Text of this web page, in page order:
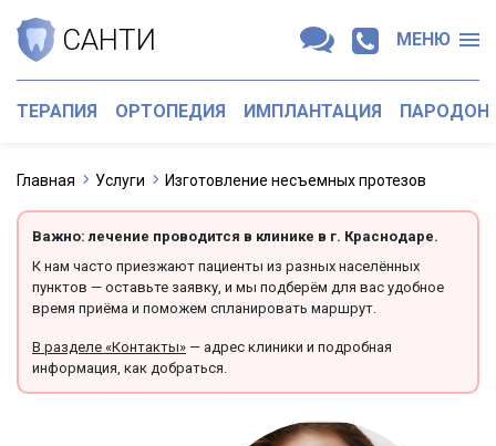
САНТИ МЕНЮ
ТЕРАПИЯ ОРТОПЕДИЯ ИМПЛАНТАЦИЯ
Главная Услуги Изготовление несъемных протезов
Важно: лечение проводится в клинике в г. Краснодаре.
К нам часто приезжают пациенты из разных населённых
пунктов — оставьте заявку, и мы подберём для вас удобное
время приёма и поможем спланировать маршрут.
В разделе «Контакты» — адрес клиники и подробная
информация, как добраться.